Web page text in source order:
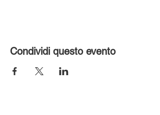
Condividi questo evento